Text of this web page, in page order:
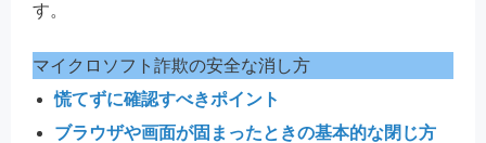
す。
マイクロソフト詐欺の安全な消し方
慌てずに確認すべきポイント
ブラウザや画面が固まったときの基本的な閉じ方